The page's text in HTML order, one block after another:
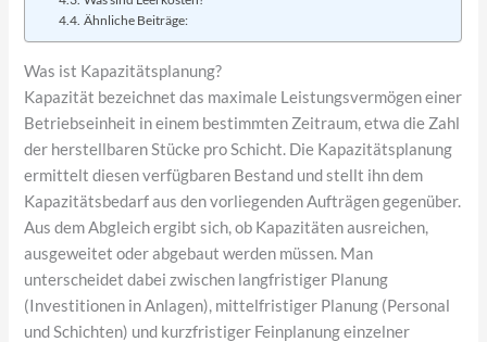
Ähnliche Beiträge:
Was ist Kapazitätsplanung?
Kapazität bezeichnet das maximale Leistungsvermögen einer
Betriebseinheit in einem bestimmten Zeitraum, etwa die Zahl
der herstellbaren Stücke pro Schicht. Die Kapazitätsplanung
ermittelt diesen verfügbaren Bestand und stellt ihn dem
Kapazitätsbedarf aus den vorliegenden Aufträgen gegenüber.
Aus dem Abgleich ergibt sich, ob Kapazitäten ausreichen,
ausgeweitet oder abgebaut werden müssen. Man
unterscheidet dabei zwischen langfristiger Planung
(Investitionen in Anlagen), mittelfristiger Planung (Personal
und Schichten) und kurzfristiger Feinplanung einzelner